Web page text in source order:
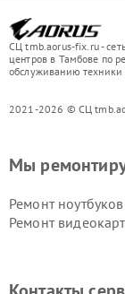
СЦ tmb.aorus-fix.ru -
центров в Тамбове по
обслуживанию техники
2021-2026 © СЦ
Мы
Ремонт
Ремонт